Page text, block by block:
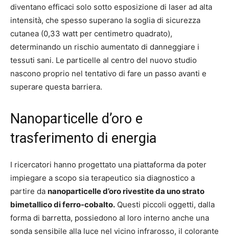
diventano efficaci solo sotto esposizione di laser ad alta
intensità, che spesso superano la soglia di sicurezza
cutanea (0,33 watt per centimetro quadrato),
determinando un rischio aumentato di danneggiare i
tessuti sani. Le particelle al centro del nuovo studio
nascono proprio nel tentativo di fare un passo avanti e
superare questa barriera.
Nanoparticelle d’oro e
trasferimento di energia
I ricercatori hanno progettato una piattaforma da poter
impiegare a scopo sia terapeutico sia diagnostico a
partire da nanoparticelle d’oro rivestite da uno strato
bimetallico di ferro-cobalto. Questi piccoli oggetti, dalla
forma di barretta, possiedono al loro interno anche una
sonda sensibile alla luce nel vicino infrarosso, il colorante